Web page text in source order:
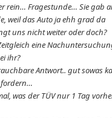
rein… Fragestunde… Sie gab
weil das Auto ja ehh grad da
uns nicht weiter oder doch?
eine
ihr?
Antwort.. gut sowas
was der TÜV nur 1 Tag